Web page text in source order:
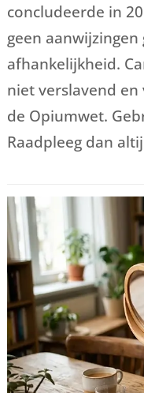
concludeerde in
geen
afhankelijkheid.
niet verslavend
de Opiumwet.
Raadpleeg dan